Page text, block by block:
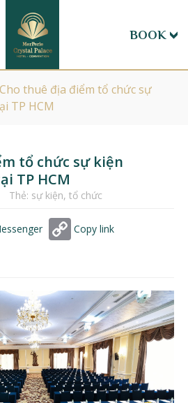
BOOK
Cho thuê địa điểm tổ chức sự
TP HCM
tổ chức sự kiện
TP HCM
Thẻ: sự kiện, tổ chức
Copy link